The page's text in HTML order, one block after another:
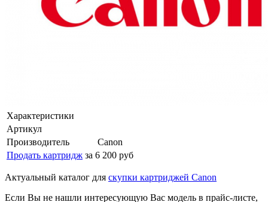
Характеристики
Артикул
Производитель
Canon
Продать картридж за 6 200 руб
Актуальный каталог для скупки картриджей Canon
Если Вы не нашли интересующую Вас модель в прайс-листе,